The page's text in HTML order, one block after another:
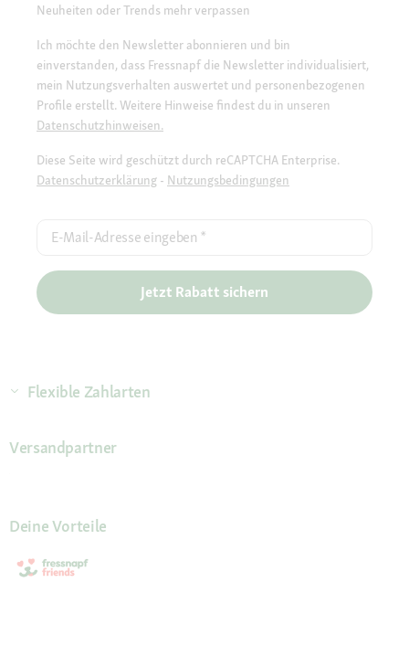
Neuheiten oder Trends mehr verpassen
Ich möchte den Newsletter abonnieren und bin
einverstanden, dass Fressnapf die Newsletter individualisiert,
mein Nutzungsverhalten auswertet und personenbezogenen
Profile erstellt. Weitere Hinweise findest du in unseren
Datenschutzhinweisen.
Diese Seite wird geschützt durch reCAPTCHA Enterprise.
Datenschutzerklärung - Nutzungsbedingungen
E-Mail-Adresse eingeben *
Jetzt Rabatt sichern
Flexible Zahlarten
Versandpartner
Deine Vorteile